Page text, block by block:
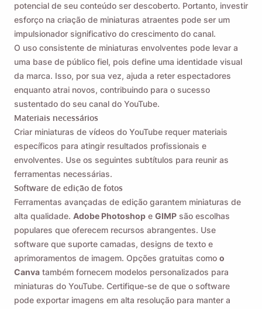
potencial de seu conteúdo ser descoberto. Portanto, investir
esforço na criação de miniaturas atraentes pode ser um
impulsionador significativo do crescimento do canal.
O uso consistente de miniaturas envolventes pode levar a
uma base de público fiel, pois define uma identidade visual
da marca. Isso, por sua vez, ajuda a reter espectadores
enquanto atrai novos, contribuindo para o sucesso
sustentado do seu canal do YouTube.
Materiais necessários
Criar miniaturas de vídeos do YouTube requer materiais
específicos para atingir resultados profissionais e
envolventes. Use os seguintes subtítulos para reunir as
ferramentas necessárias.
Software de edição de fotos
Ferramentas avançadas de edição garantem miniaturas de
alta qualidade. Adobe Photoshop e GIMP são escolhas
populares que oferecem recursos abrangentes. Use
software que suporte camadas, designs de texto e
aprimoramentos de imagem. Opções gratuitas como o
Canva também fornecem modelos personalizados para
miniaturas do YouTube. Certifique-se de que o software
pode exportar imagens em alta resolução para manter a